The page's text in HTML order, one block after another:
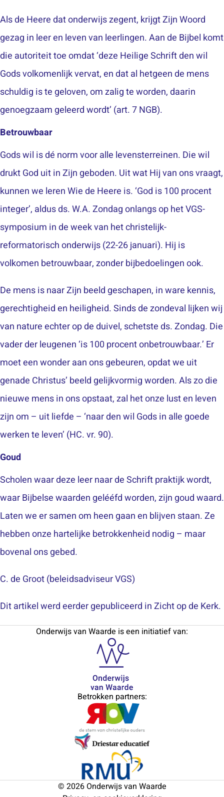
Als de Heere dat onderwijs zegent, krijgt Zijn Woord
gezag in leer en leven van leerlingen. Aan de Bijbel komt
die autoriteit toe omdat ‘deze Heilige Schrift den wil
Gods volkomenlijk vervat, en dat al hetgeen de mens
schuldig is te geloven, om zalig te worden, daarin
genoegzaam geleerd wordt’ (art. 7 NGB).
Betrouwbaar
Gods wil is dé norm voor alle levensterreinen. Die wil
drukt God uit in Zijn geboden. Uit wat Hij van ons vraagt,
kunnen we leren Wie de Heere is. ‘God is 100 procent
integer’, aldus ds. W.A. Zondag onlangs op het VGS-
symposium in de week van het christelijk-
reformatorisch onderwijs (22-26 januari). Hij is
volkomen betrouwbaar, zonder bijbedoelingen ook.
De mens is naar Zijn beeld geschapen, in ware kennis,
gerechtigheid en heiligheid. Sinds de zondeval lijken wij
van nature echter op de duivel, schetste ds. Zondag. Die
vader der leugenen ‘is 100 procent onbetrouwbaar.’ Er
moet een wonder aan ons gebeuren, opdat we uit
genade Christus’ beeld gelijkvormig worden. Als zo die
nieuwe mens in ons opstaat, zal het onze lust en leven
zijn om – uit liefde – ‘naar den wil Gods in alle goede
werken te leven’ (HC. vr. 90).
Goud
Scholen waar deze leer naar de Schrift praktijk wordt,
waar Bijbelse waarden gelééfd worden, zijn goud waard.
Laten we er samen om heen gaan en blijven staan. Ze
hebben onze hartelijke betrokkenheid nodig – maar
bovenal ons gebed.
C. de Groot (beleidsadviseur VGS)
Dit artikel werd eerder gepubliceerd in Zicht op de Kerk.
Onderwijs van Waarde is een initiatief van:
Betrokken partners:
© 2026 Onderwijs van Waarde